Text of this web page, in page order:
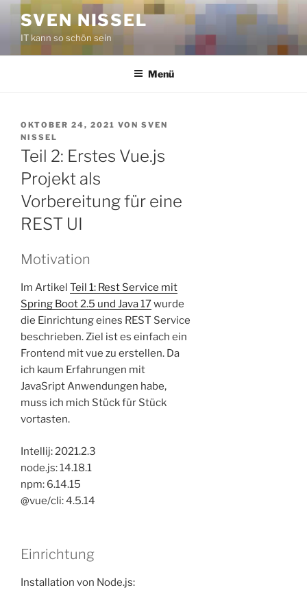
Zum
Inhalt
springen
SVEN NISSEL
IT kann so schön sein
Menü
VERÖFFENTLICHT
AM
OKTOBER 24, 2021 VON SVEN
NISSEL
Teil 2: Erstes Vue.js
Projekt als
Vorbereitung für eine
REST UI
Motivation
Im Artikel Teil 1: Rest Service mit
Spring Boot 2.5 und Java 17wurde
die Einrichtung eines REST Service
beschrieben. Ziel ist es einfach ein
Frontend mit vue zu erstellen. Da
ich kaum Erfahrungen mit
JavaSript Anwendungen habe,
muss ich mich Stück für Stück
vortasten.
Intellij: 2021.2.3
node.js: 14.18.1
npm: 6.14.15
@vue/cli: 4.5.14
Einrichtung
Installation von Node.js: